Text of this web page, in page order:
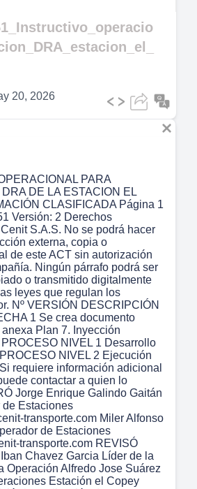
20, 2026
PARA
DRA DE LA ESTACION EL
CLASIFICADA Página 1
Versión: 2 Derechos
S.A.S. No se podrá hacer
externa, copia o
de este ACT sin autorización
Ningún párrafo podrá ser
o transmitido digitalmente
leyes que regulan los
Nº VERSIÓN DESCRIPCIÓN
1 Se crea documento
Plan 7. Inyección
NIVEL 1 Desarrollo
NIVEL 2 Ejecución
requiere información adicional
contactar a quien lo
Jorge Enrique Galindo Gaitán
Estaciones
transporte.com Miler Alfonso
de Estaciones
transporte.com REVISÓ
Chavez Garcia Líder de la
Operación Alfredo Jose Suárez
Estación el Copey